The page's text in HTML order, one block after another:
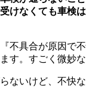
けなくても車検
不具合が原因で
す。すごく微妙な
ないけど、不快